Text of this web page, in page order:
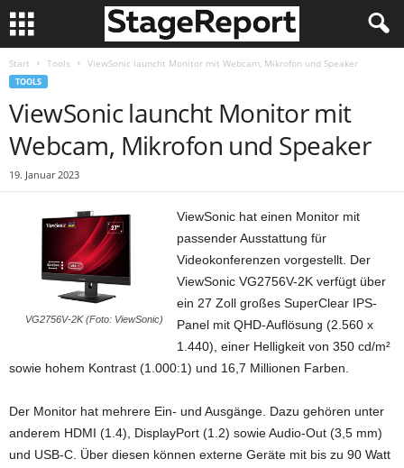
Start Tools ViewSonic launcht Monitor mit Webcam, Mikrofon und Speaker
TOOLS
ViewSonic launcht Monitor mit
Webcam, Mikrofon und Speaker
19. Januar 2023
VG2756V-2K (Foto: ViewSonic)
ViewSonic hat einen Monitor mit
passender Ausstattung für
Videokonferenzen vorgestellt. Der
ViewSonic VG2756V-2K verfügt über
ein 27 Zoll großes SuperClear IPS-
Panel mit QHD-Auflösung (2.560 x
1.440), einer Helligkeit von 350 cd/m²
sowie hohem Kontrast (1.000:1) und 16,7 Millionen Farben.
Der Monitor hat mehrere Ein- und Ausgänge. Dazu gehören unter
anderem HDMI (1.4), DisplayPort (1.2) sowie Audio-Out (3,5 mm)
und USB-C. Über diesen können externe Geräte mit bis zu 90 Watt